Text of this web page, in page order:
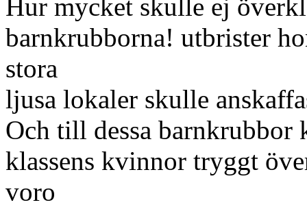
Hur mycket skulle ej
barnkrubborna! utbrister
stora
ljusa lokaler skulle
Och till dessa barnkrubbor
klassens kvinnor tryggt
voro